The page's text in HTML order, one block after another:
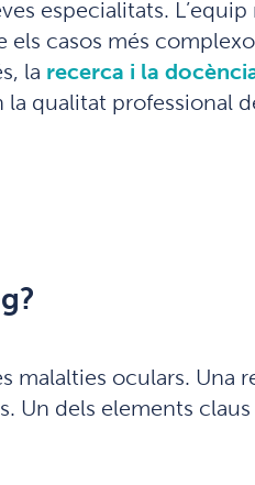
especialitats.
casos més
la recerca i la
qualitat professional
oculars. Una
Un dels elements